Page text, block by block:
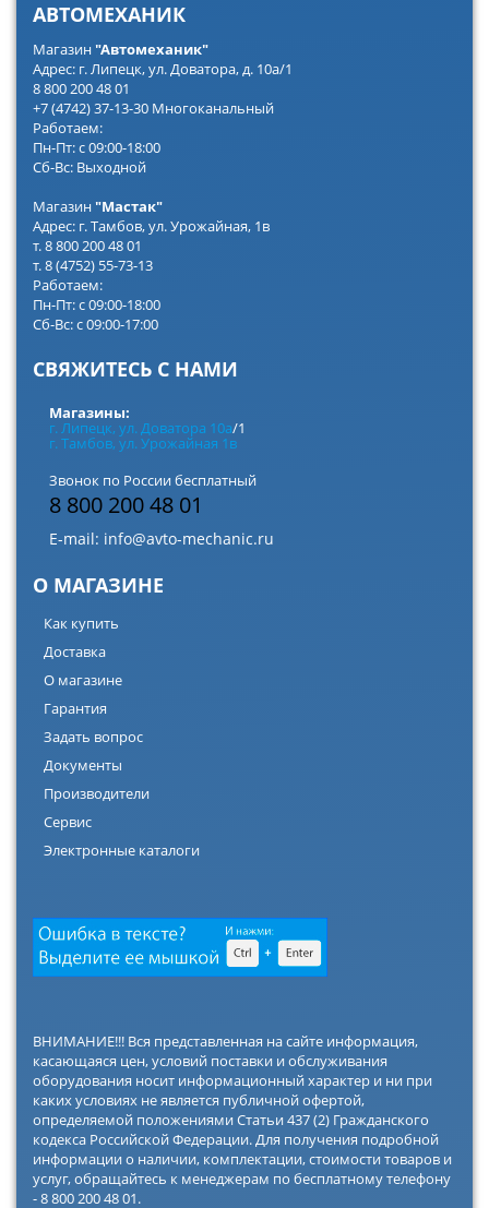
АВТОМЕХАНИК
Магазин"Автомеханик"
Адрес: г. Липецк, ул. Доватора, д. 10а/1
8 800 200 48 01
+7 (4742) 37-13-30 Многоканальный
Работаем:
Пн-Пт: с 09:00-18:00
Сб-Вс: Выходной
Магазин"Мастак"
Адрес: г. Тамбов, ул. Урожайная, 1в
т. 8 800 200 48 01
т. 8 (4752) 55-73-13
Работаем:
Пн-Пт: с 09:00-18:00
Сб-Вс: с 09:00-17:00
СВЯЖИТЕСЬ С НАМИ
Магазины:
г. Липецк, ул. Доватора 10а/1
г. Тамбов, ул. Урожайная 1в
Звонок по России бесплатный
8 800 200 48 01
E-mail: info@avto-mechanic.ru
О МАГАЗИНЕ
Как купить
Доставка
О магазине
Гарантия
Задать вопрос
Документы
Производители
Сервис
Электронные каталоги
ВНИМАНИЕ!!! Вся представленная на сайте информация,
касающаяся цен, условий поставки и обслуживания
оборудования носит информационный характер и ни при
каких условиях не является публичной офертой,
определяемой положениями Статьи 437 (2) Гражданского
кодекса Российской Федерации. Для получения подробной
информации о наличии, комплектации, стоимости товаров и
услуг, обращайтесь к менеджерам по бесплатному телефону
- 8 800 200 48 01.